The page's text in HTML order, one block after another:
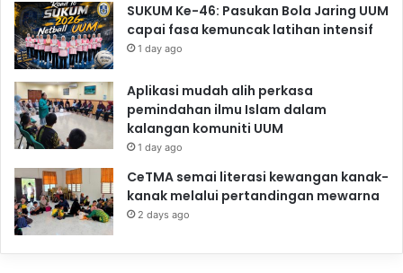
SUKUM Ke-46: Pasukan Bola Jaring UUM
capai fasa kemuncak latihan intensif
1 day ago
Aplikasi mudah alih perkasa
pemindahan ilmu Islam dalam
kalangan komuniti UUM
1 day ago
CeTMA semai literasi kewangan kanak-
kanak melalui pertandingan mewarna
2 days ago